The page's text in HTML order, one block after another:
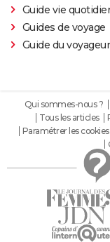
Guide vie
Guides de voyage
Guide du voyageur
Qui sommes-nous ?
Tous les articles
Paramétrer les cookies